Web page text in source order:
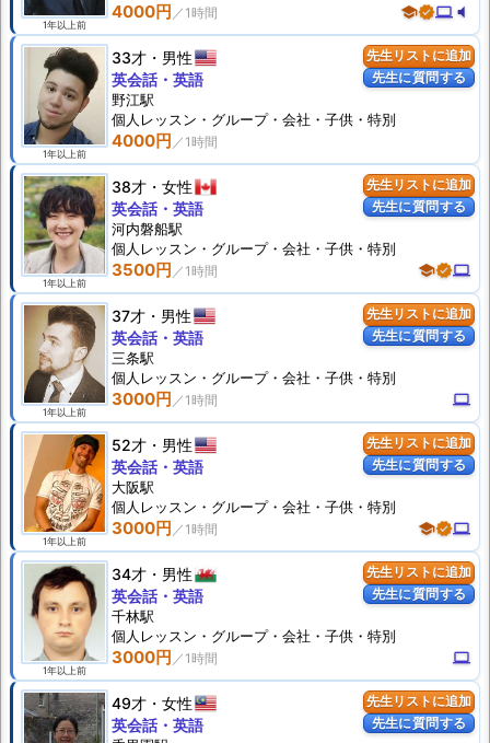
1年以上前
4000円 schoolverifiedcomputer volume_mute
先生リストに追加
先生に質問する
1年以上前
33才 男性
4000円
英会話・英語
野江駅
個人 レッスン ・グループ・会社・子供・特別
先生リストに追加
先生に質問する
1年以上前
38才 女性
3500円 schoolverifiedcomputer
英会話・英語
河内磐船駅
個人 レッスン ・グループ・会社・子供・特別
先生リストに追加
先生に質問する
1年以上前
37才 男性
3000円 computer
英会話・英語
三条駅
個人 レッスン ・グループ・会社・子供・特別
先生リストに追加
先生に質問する
1年以上前
52才 男性
3000円 schoolverifiedcomputer
英会話・英語
大阪駅
個人 レッスン ・グループ・会社・子供・特別
先生リストに追加
先生に質問する
1年以上前
34才 男性
3000円 computer
英会話・英語
千林駅
個人 レッスン ・グループ・会社・子供・特別
先生リストに追加
先生に質問する
49才
女性
英会話・英語